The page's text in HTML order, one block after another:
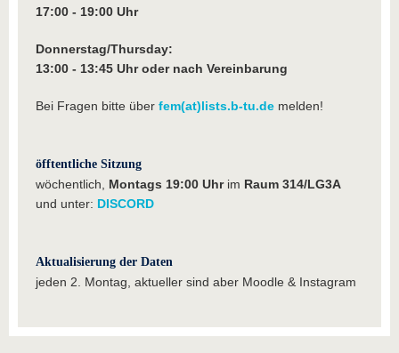
17:00 - 19:00 Uhr
Donnerstag/Thursday:
13:00 - 13:45 Uhr oder nach Vereinbarung
Bei Fragen bitte über fem(at)lists.b-tu.de melden!
öfftentliche Sitzung
wöchentlich, Montags 19:00 Uhrim Raum 314/LG3A
und unter: DISCORD
Aktualisierung der Daten
jeden 2. Montag, aktueller sind aber Moodle & Instagram